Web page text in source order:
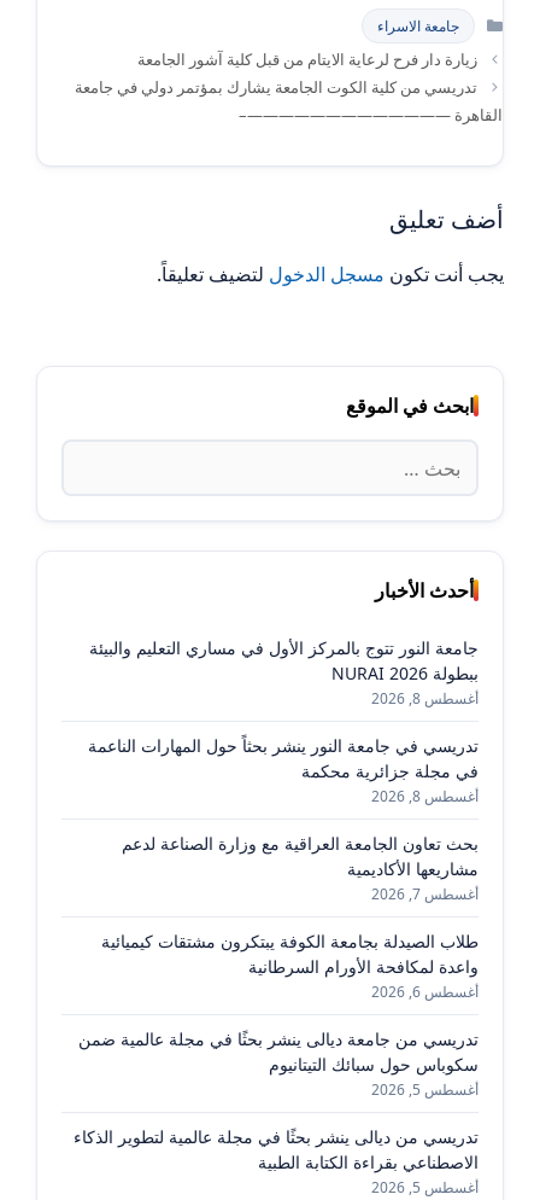
التصنيفات
جامعة الاسراء
زيارة دار فرح لرعاية الايتام من قبل كلية آشور الجامعة
تدريسي من كلية الكوت الجامعة يشارك بمؤتمر دولي في جامعة
القاهرة —————————————–
أضف تعليق
يجب أنت تكون مسجل الدخول لتضيف تعليقاً.
ابحث في الموقع
البحث
عن:
أحدث الأخبار
جامعة النور تتوج بالمركز الأول في مساري التعليم والبيئة
ببطولة NURAI 2026
أغسطس 8, 2026
تدريسي في جامعة النور ينشر بحثاً حول المهارات الناعمة
في مجلة جزائرية محكمة
أغسطس 8, 2026
بحث تعاون الجامعة العراقية مع وزارة الصناعة لدعم
مشاريعها الأكاديمية
أغسطس 7, 2026
طلاب الصيدلة بجامعة الكوفة يبتكرون مشتقات كيميائية
واعدة لمكافحة الأورام السرطانية
أغسطس 6, 2026
تدريسي من جامعة ديالى ينشر بحثًا في مجلة عالمية ضمن
سكوباس حول سبائك التيتانيوم
أغسطس 5, 2026
تدريسي من ديالى ينشر بحثًا في مجلة عالمية لتطوير الذكاء
الاصطناعي بقراءة الكتابة الطبية
أغسطس 5, 2026